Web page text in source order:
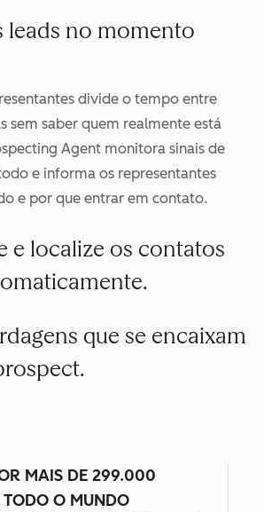
leads no momento
divide o tempo entre
sem saber quem realmente está
Agent monitora sinais de
e informa os representantes
e por que entrar em contato.
e localize os contatos
que se encaixam
MAIS DE 299.000
TODO O MUNDO